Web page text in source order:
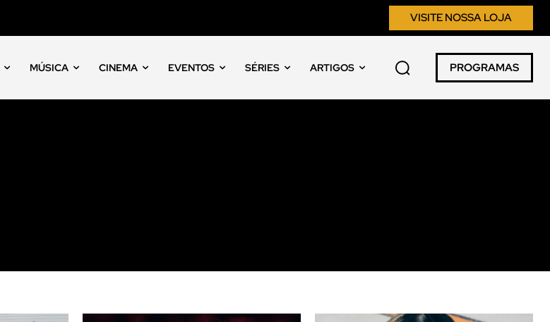
VISITE NOSSA LOJA
MÚSICA CINEMA EVENTOS SÉRIES ARTIGOS PROGRAMAS